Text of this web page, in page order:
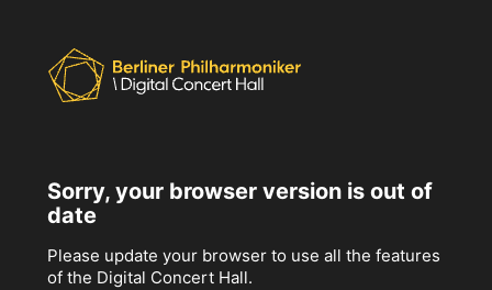
Sorry, your browser version is out of
date
Please update your browser to use all the features
of the Digital Concert Hall.